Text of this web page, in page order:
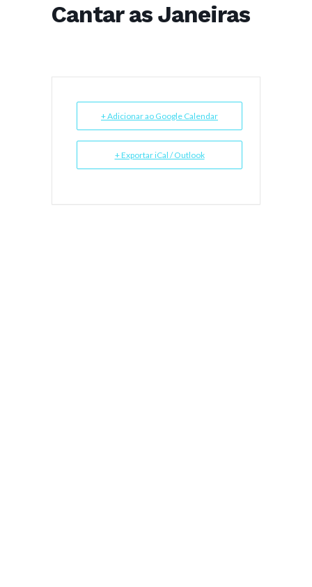
Cantar as Janeiras
+ Adicionar ao Google Calendar
+ Exportar iCal / Outlook